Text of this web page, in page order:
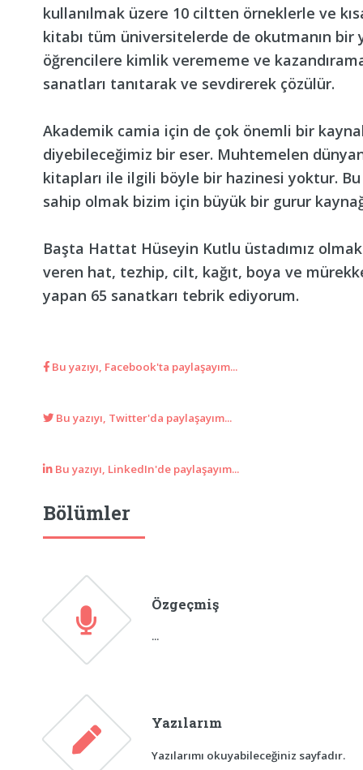
kullanılmak üzere 10 ciltten örneklerle ve
kitabı tüm üniversitelerde de okutmanın bir
öğrencilere kimlik verememe ve
sanatları tanıtarak ve sevdirerek çözülür.
Akademik camia için de çok önemli bir
diyebileceğimiz bir eser. Muhtemelen
kitapları ile ilgili böyle bir hazinesi yoktur.
sahip olmak bizim için büyük bir gurur
Başta Hattat Hüseyin Kutlu üstadımız
veren hat, tezhip, cilt, kağıt, boya ve
yapan 65 sanatkarı tebrik ediyorum.
Bu yazıyı, Facebook'ta paylaşayım...
Bu yazıyı, Twitter'da paylaşayım...
Bu yazıyı, LinkedIn'de paylaşayım...
Bölümler
Özgeçmiş
...
Yazılarım
Yazılarımı okuyabileceğiniz sayfadır.